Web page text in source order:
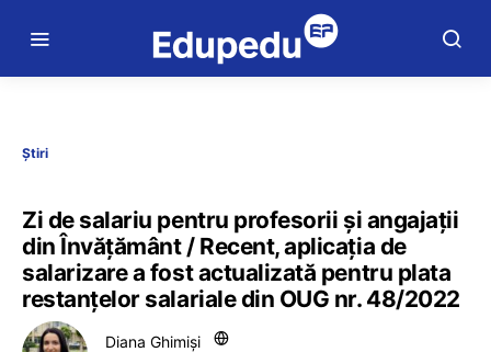
Știri
Zi de salariu pentru profesorii și angajații
din Învățământ / Recent, aplicația de
salarizare a fost actualizată pentru plata
restanțelor salariale din OUG nr. 48/2022
Diana Ghimiși